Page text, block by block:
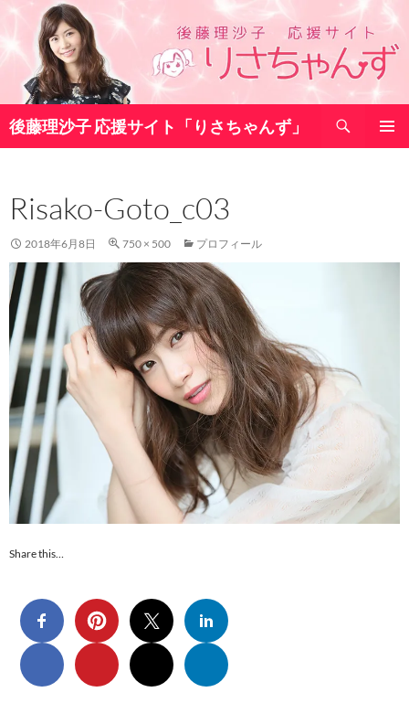
コ
テ
へ
ス
後藤理沙子 応援サイト「りさちゃんず」
索
Risako-Goto_c03
2018年6月8日 750 × 500 プロフィール
Share this…